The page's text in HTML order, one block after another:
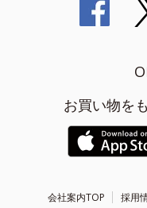
お買い物を
会社案内TOP 採用